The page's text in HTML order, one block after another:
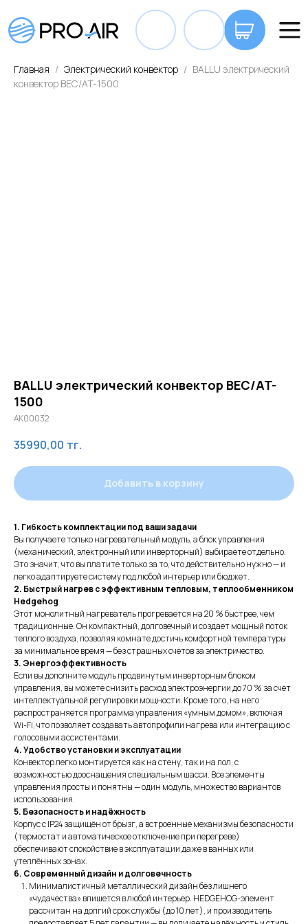
+7
Главная Электрический конвектор
BALLU электрический
конвектор BEC/AT-1500
BALLU электрический конвектор BEC/AT-
1500
AK00032
35990,00 тг.
Добавить в корзину
1. Гибкость комплектации под ваши задачи
Вы получаете только нагревательный модуль, а блок управления
(механический, электронный или инверторный) выбираете отдельно.
Это значит, что вы платите только за то, что действительно нужно — и
легко адаптируете систему под любой интерьер или бюджет.
2. Быстрый нагрев с эффективным тепловым, теплообменником
Hedgehog
Этот монолитный нагреватель прогревается на 20 % быстрее, чем
традиционные. Он компактный, долговечный и создает мощный поток
теплого воздуха, позволяя комнате достичь комфортной температуры
за минимальное время — без страшных счетов за электричество.
3. Энергоэффективность
Если вы дополните модуль продвинутым инверторным блоком
управления, вы можете снизить расход электроэнергии до 70 % за счёт
интеллектуальной регулировки мощности. Кроме того, на него
распространяется программа управления «умным домом», включая
Wi-Fi, что позволяет создавать автопрофили нагрева или интеграцию с
голосовыми ассистентами.
4. Удобство установки и эксплуатации
Конвектор легко монтируется как на стену, так и на пол, с
возможностью дооснащения специальным шасси. Все элементы
управления просты и понятны — один модуль, множество вариантов
использования.
5. Безопасность и надёжность
Корпус с IP24 защищён от брызг, а встроенные механизмы безопасности
(термостат и автоматическое отключение при перегреве)
обеспечивают спокойствие в эксплуатации даже в ванных или
утеплённых зонах.
6. Современный дизайн и долговечность
Минималистичный металлический дизайн без лишнего
«чудачества» впишется в любой интерьер. HEDGEHOG-элемент
рассчитан на долгий срок службы (до 10 лет), и производитель
Оказываемполный
цикл услуг